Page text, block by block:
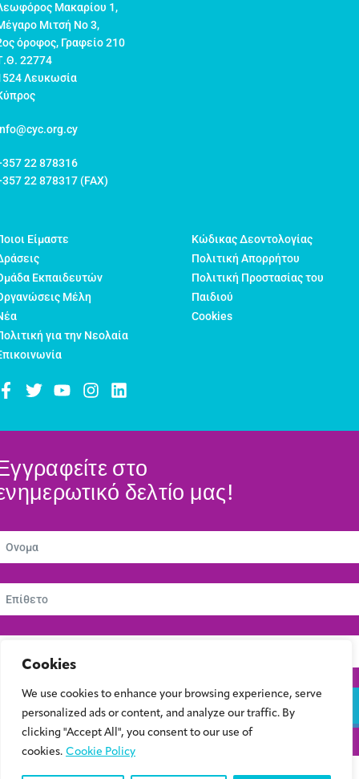
Cookies
We use cookies to enhance your browsing experience, serve
personalized ads or content, and analyze our traffic. By
clicking "Accept All", you consent to our use of
cookies. Cookie Policy
Μακαρίου 1,
Μιτσή Νο 3,
όροφος, Γραφείο 210
22774
Λευκωσία
22 878316
22 878317 (FAX)
Είμαστε
Εκπαιδευτών
Μέλη
για την Νεολαία
Κώδικας Δεοντολογίας
Πολιτική Απορρήτου
Πολιτική Προστασίας του
Παιδιού
Cookies
στο
δελτίο μας!
Εγγραφείτε